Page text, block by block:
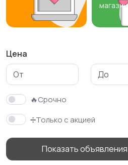
магазин
Цена
🔥Срочно
➗Только с акцией
Показать объявления